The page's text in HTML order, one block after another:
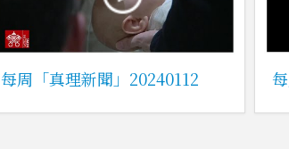
每周「真理新聞」20240112